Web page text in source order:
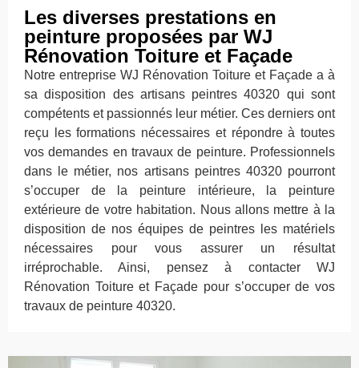
Les diverses prestations en
peinture proposées par WJ
Rénovation Toiture et Façade
Notre entreprise WJ Rénovation Toiture et Façade a à
sa disposition des artisans peintres 40320 qui sont
compétents et passionnés leur métier. Ces derniers ont
reçu les formations nécessaires et répondre à toutes
vos demandes en travaux de peinture. Professionnels
dans le métier, nos artisans peintres 40320 pourront
s’occuper de la peinture intérieure, la peinture
extérieure de votre habitation. Nous allons mettre à la
disposition de nos équipes de peintres les matériels
nécessaires pour vous assurer un résultat
irréprochable. Ainsi, pensez à contacter WJ
Rénovation Toiture et Façade pour s’occuper de vos
travaux de peinture 40320.